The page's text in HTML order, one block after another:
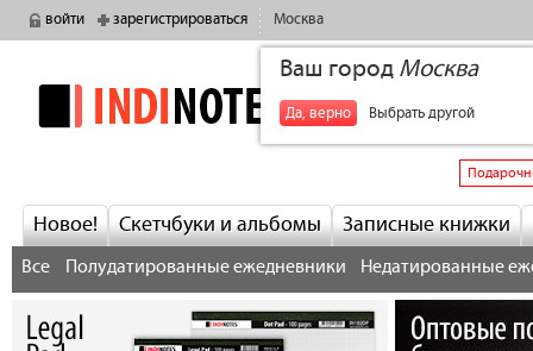
войти зарегистрироваться Москва
Ваш город Москва
Да, верно Выбрать другой
indinotes
Новое! Скетчбуки и альбомы Записные книжки
Все Полудатированные ежедневники Недатированные